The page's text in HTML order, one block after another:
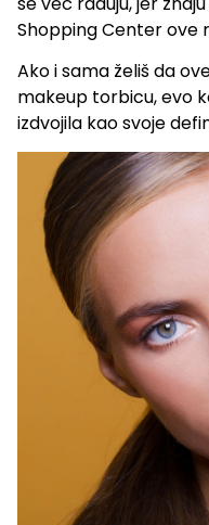
Shopping Center ove
Ako i sama želiš da
makeup torbicu, evo
izdvojila kao svoje